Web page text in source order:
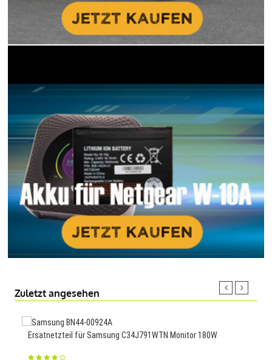
Zuletzt angesehen
Ersatnetzteil für Samsung C34J791WTN Monitor 180W